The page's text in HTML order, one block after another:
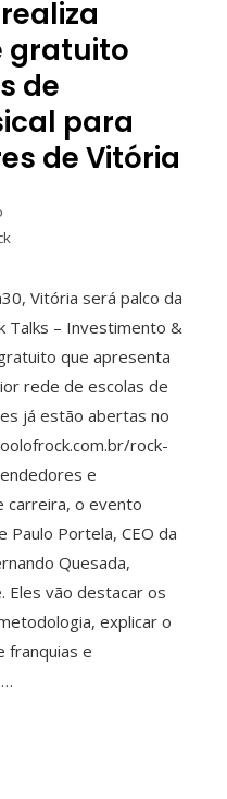
gratuito
de
para
de Vitória
Vitória será palco da
Talks – Investimento &
que apresenta
rede de escolas de
já estão abertas no
rock-
e
carreira, o evento
Paulo Portela, CEO da
Quesada,
vão destacar os
explicar o
franquias e